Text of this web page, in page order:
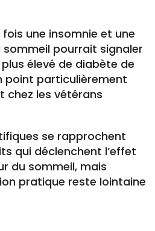
une insomnie et une
sommeil pourrait signaler
élevé de diabète de
point particulièrement
chez les vétérans
se rapprochent
qui déclenchent l’effet
du sommeil, mais
pratique reste lointaine